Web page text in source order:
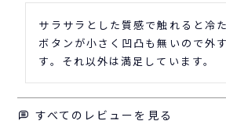
サラサラとした質感で触れると冷
ボタンが小さく凹凸も無いので外
す。それ以外は満足しています。
すべてのレビューを見る